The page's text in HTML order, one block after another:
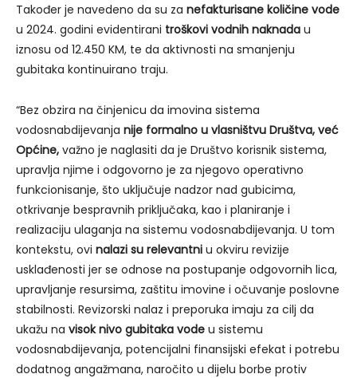
Također je navedeno da su za nefakturisane količine vode
u 2024. godini evidentirani troškovi vodnih naknada u
iznosu od 12.450 KM, te da aktivnosti na smanjenju
gubitaka kontinuirano traju.
“Bez obzira na činjenicu da imovina sistema
vodosnabdijevanja nije formalno u vlasništvu Društva, već
Općine, važno je naglasiti da je Društvo korisnik sistema,
upravlja njime i odgovorno je za njegovo operativno
funkcionisanje, što uključuje nadzor nad gubicima,
otkrivanje bespravnih priključaka, kao i planiranje i
realizaciju ulaganja na sistemu vodosnabdijevanja. U tom
kontekstu, ovi nalazi su relevantni u okviru revizije
usklađenosti jer se odnose na postupanje odgovornih lica,
upravljanje resursima, zaštitu imovine i očuvanje poslovne
stabilnosti. Revizorski nalaz i preporuka imaju za cilj da
ukažu na visok nivo gubitaka vode u sistemu
vodosnabdijevanja, potencijalni finansijski efekat i potrebu
dodatnog angažmana, naročito u dijelu borbe protiv